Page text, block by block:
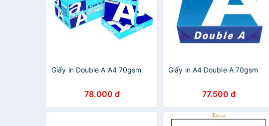
Giấy in Double A A4 70gsm
78.000 đ
Giấy in A4 Double A 70gsm
77.500 đ